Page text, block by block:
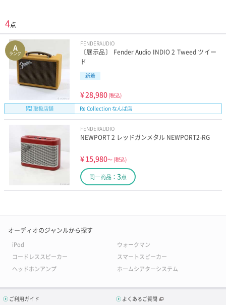
4点
A
ランク
FENDERAUDIO
〔展示品〕 Fender Audio INDIO 2 Tweed ツイー
ド
新着
¥28,980 (税込)
取扱店舗
Re Collection なんば店
FENDERAUDIO
NEWPORT 2 レッドガンメタル NEWPORT2-RG
¥15,980～ (税込)
同一商品： 3点
オーディオのジャンルから探す
iPod
ウォークマン
コードレススピーカー
スマートスピーカー
ヘッドホンアンプ
ホームシアターシステム
ご利用ガイド よくあるご質問